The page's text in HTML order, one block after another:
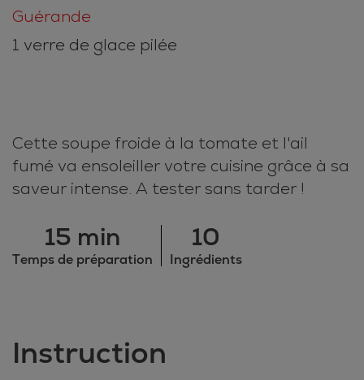
Guérande
1 verre de glace pilée
Cette soupe froide à la tomate et l'ail
fumé va ensoleiller votre cuisine grâce à sa
saveur intense. A tester sans tarder !
15 min
Temps de préparation
10
Ingrédients
Instruction